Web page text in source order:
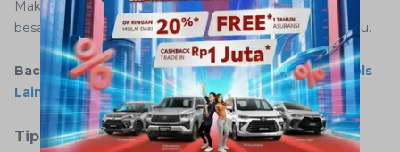
Makin besar angka pada ukuran kunci pas, maka makin
besar pula diameter mur atau baut yang dapat dijangkau.
Baca juga:Mengenal Fungsi Air Drill dan Power Tools
Lainnya
Tips Ketika Menggunakan Kunci Pas